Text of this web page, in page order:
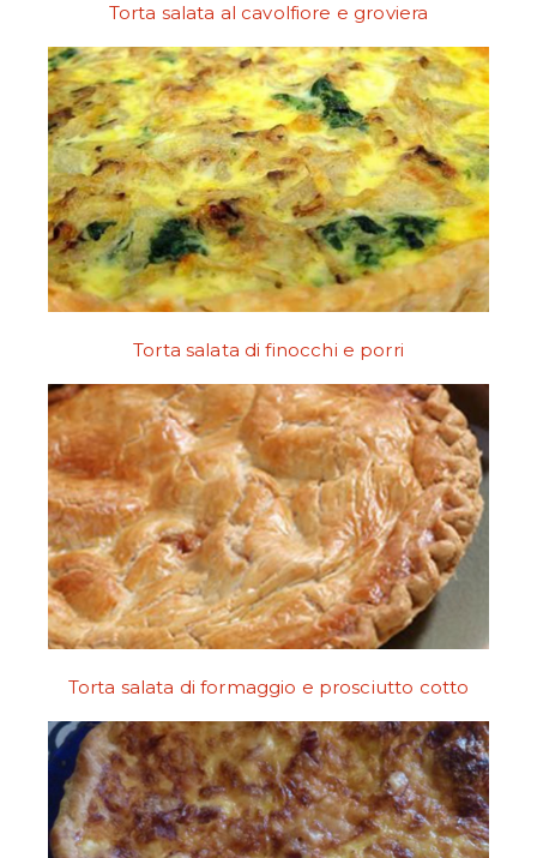
Torta salata al cavolfiore e groviera
Torta salata di finocchi e porri
Torta salata di formaggio e prosciutto cotto